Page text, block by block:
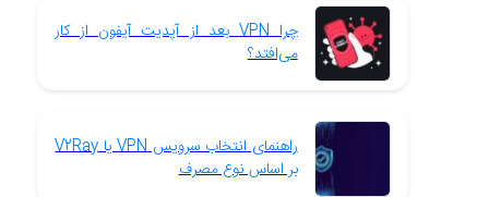
چرا VPN بعد از آپدیت آیفون از کار
می‌افتد؟
راهنمای انتخاب سرویس VPN یا V2Ray
بر اساس نوع مصرف